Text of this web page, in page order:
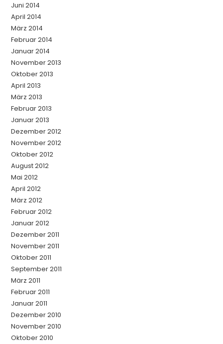
Juni 2014
April 2014
März 2014
Februar 2014
Januar 2014
November 2013
Oktober 2013
April 2013
März 2013
Februar 2013
Januar 2013
Dezember 2012
November 2012
Oktober 2012
August 2012
Mai 2012
April 2012
März 2012
Februar 2012
Januar 2012
Dezember 2011
November 2011
Oktober 2011
September 2011
März 2011
Februar 2011
Januar 2011
Dezember 2010
November 2010
Oktober 2010